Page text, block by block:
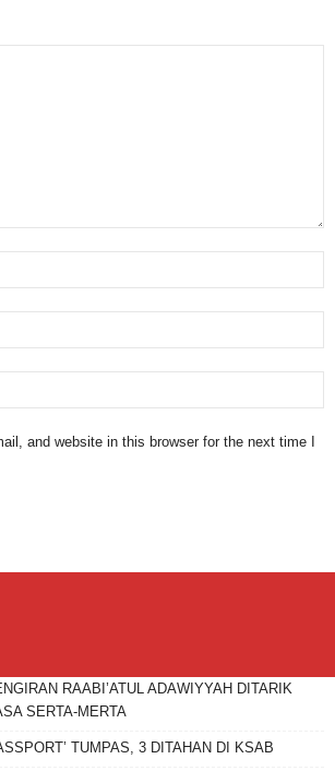
and website in this browser for the next time I
RAABI’ATUL ADAWIYYAH DITARIK
SERTA-MERTA
TUMPAS, 3 DITAHAN DI KSAB